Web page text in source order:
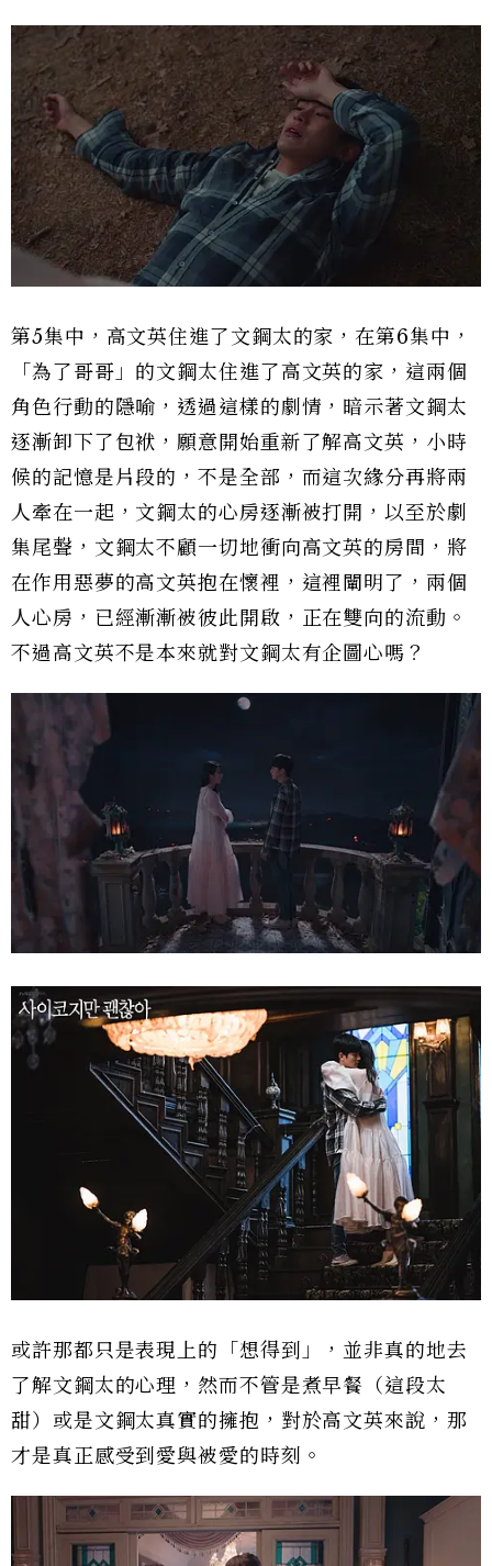
第5集中，高文英住進了文鋼太的家，在第6集中，
「為了哥哥」的文鋼太住進了高文英的家，這兩個
角色行動的隱喻，透過這樣的劇情，暗示著文鋼太
逐漸卸下了包袱，願意開始重新了解高文英，小時
候的記憶是片段的，不是全部，而這次緣分再將兩
人牽在一起，文鋼太的心房逐漸被打開，以至於劇
集尾聲，文鋼太不顧一切地衝向高文英的房間，將
在作用惡夢的高文英抱在懷裡，這裡闡明了，兩個
人心房，已經漸漸被彼此開啟，正在雙向的流動。
不過高文英不是本來就對文鋼太有企圖心嗎？
或許那都只是表現上的「想得到」，並非真的地去
了解文鋼太的心理，然而不管是煮早餐（這段太
甜）或是文鋼太真實的擁抱，對於高文英來說，那
才是真正感受到愛與被愛的時刻。